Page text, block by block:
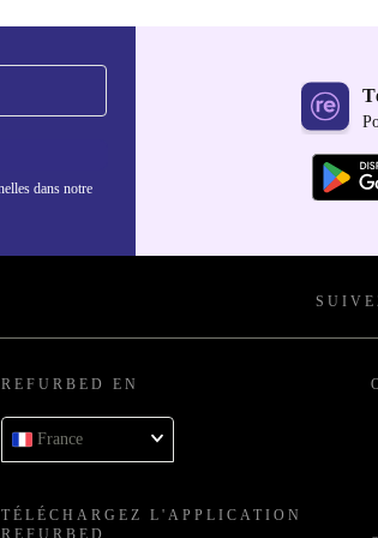
dans notre
REFURBED EN
France
TÉLÉCHARGEZ L'APPLICATION
REFURBED